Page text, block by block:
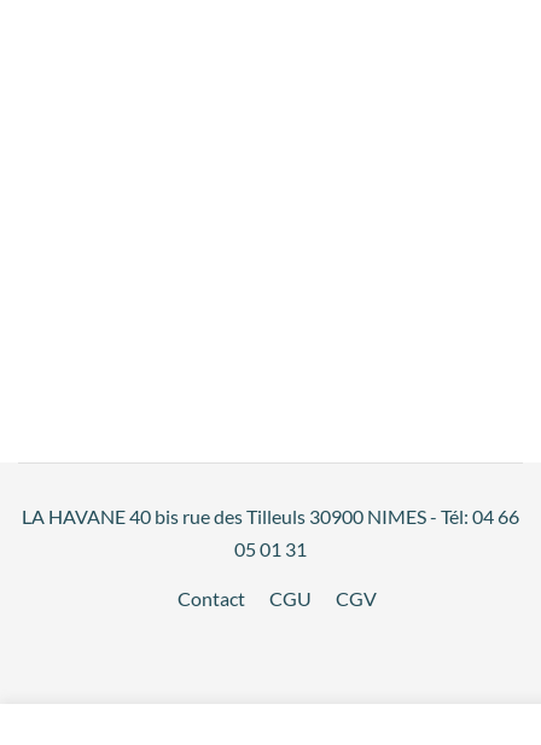
LA HAVANE 40 bis rue des Tilleuls 30900 NIMES - Tél: 04 66
05 01 31
Contact CGU CGV